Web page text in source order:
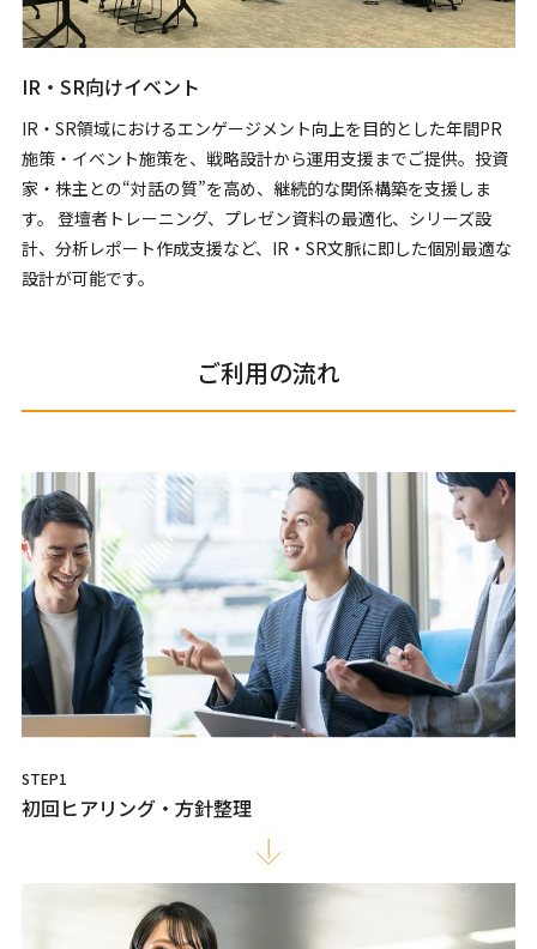
IR・SR向けイベント
IR・SR領域におけるエンゲージメント向上を目的とした年間PR
施策・イベント施策を、戦略設計から運用支援までご提供。投資
家・株主との“対話の質”を高め、継続的な関係構築を支援しま
す。 登壇者トレーニング、プレゼン資料の最適化、シリーズ設
計、分析レポート作成支援など、IR・SR文脈に即した個別最適な
設計が可能です。
ご利用の流れ
STEP1
初回ヒアリング・方針整理